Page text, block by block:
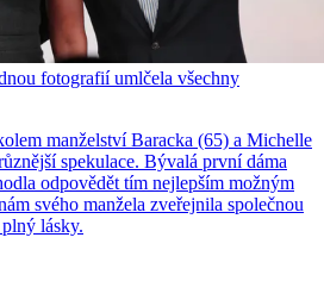
fotografií umlčela všechny
manželství Baracka (65) a Michelle
spekulace. Bývalá první dáma
odpovědět tím nejlepším možným
svého manžela zveřejnila společnou
lásky.